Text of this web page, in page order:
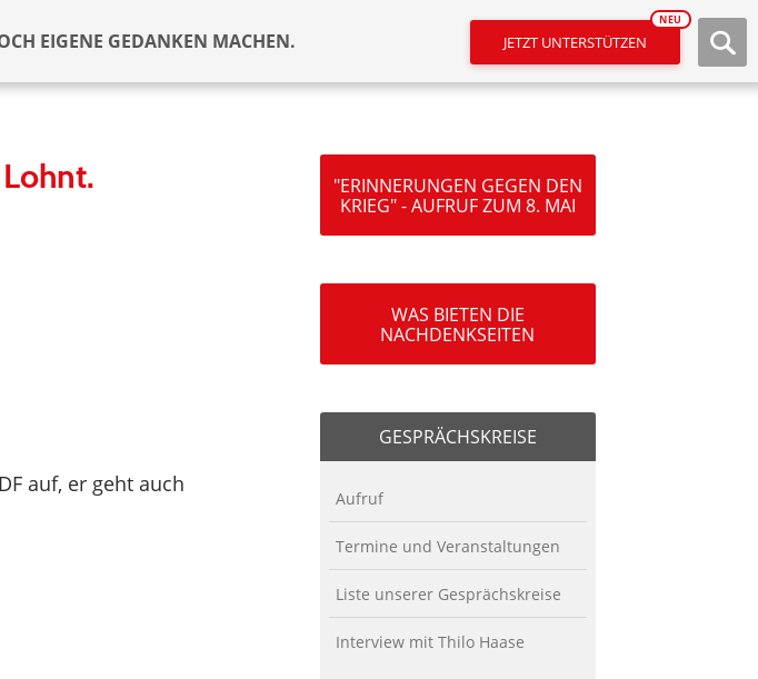
EIGENE GEDANKEN MACHEN. JETZT UNTERSTÜTZEN
NEU
auf, er geht auch
"ERINNERUNGEN GEGEN DEN
KRIEG" - AUFRUF ZUM 8. MAI
WAS BIETEN DIE
NACHDENKSEITEN
GESPRÄCHSKREISE
Aufruf
Termine und Veranstaltungen
Liste unserer Gesprächskreise
Interview mit Thilo Haase